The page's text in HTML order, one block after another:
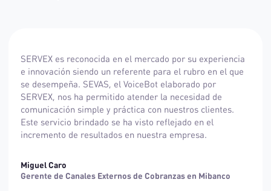
SERVEX es reconocida en el mercado por su experiencia
e innovación siendo un referente para el rubro en el que
se desempeña. SEVAS, el VoiceBot elaborado por
SERVEX, nos ha permitido atender la necesidad de
comunicación simple y práctica con nuestros clientes.
Este servicio brindado se ha visto reflejado en el
incremento de resultados en nuestra empresa.
Miguel Caro
Gerente de Canales Externos de Cobranzas en Mibanco